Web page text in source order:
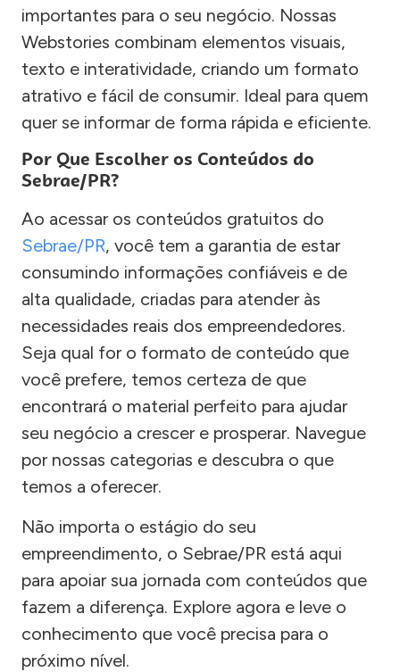
importantes para o seu negócio. Nossas
Webstories combinam elementos visuais,
texto e interatividade, criando um formato
atrativo e fácil de consumir. Ideal para quem
quer se informar de forma rápida e eficiente.
Por Que Escolher os Conteúdos do
Sebrae/PR?
Ao acessar os conteúdos gratuitos do
Sebrae/PR, você tem a garantia de estar
consumindo informações confiáveis e de
alta qualidade, criadas para atender às
necessidades reais dos empreendedores.
Seja qual for o formato de conteúdo que
você prefere, temos certeza de que
encontrará o material perfeito para ajudar
seu negócio a crescer e prosperar. Navegue
por nossas categorias e descubra o que
temos a oferecer.
Não importa o estágio do seu
empreendimento, o Sebrae/PR está aqui
para apoiar sua jornada com conteúdos que
fazem a diferença. Explore agora e leve o
conhecimento que você precisa para o
próximo nível.